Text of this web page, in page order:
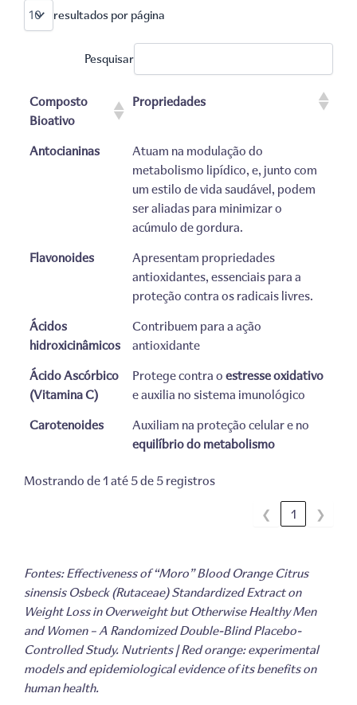
resultados por página
Pesquisar
Composto
Bioativo
Propriedades
Antocianinas
Atuam na modulação do
metabolismo lipídico, e, junto com
um estilo de vida saudável, podem
ser aliadas para minimizar o
acúmulo de gordura.
Flavonoides
Apresentam propriedades
antioxidantes, essenciais para a
proteção contra os radicais livres.
Ácidos
hidroxicinâmicos
Contribuem para a ação
antioxidante
Ácido Ascórbico
(Vitamina C)
Protege contra oestresse oxidativo
e auxilia no sistema imunológico
Carotenoides
Auxiliam na proteção celular e no
equilíbrio do metabolismo
Mostrando de 1 até 5 de 5 registros
❮
1 ❯
Fontes: Effectiveness of “Moro” Blood Orange Citrus
sinensis Osbeck (Rutaceae) Standardized Extract on
Weight Loss in Overweight but Otherwise Healthy Men
and Women – A Randomized Double-Blind Placebo-
Controlled Study. Nutrients | Red orange: experimental
models and epidemiological evidence of its benefits on
human health.